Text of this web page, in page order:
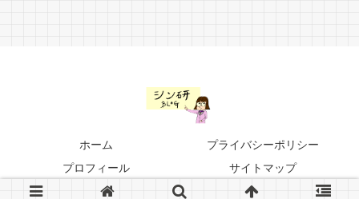
ホーム
プライバシーポリシー
プロフィール
サイトマップ
© 2019-2026 シン研ブログ.